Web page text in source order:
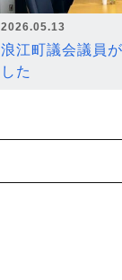
2026.05.13
浪江町議会議員
した